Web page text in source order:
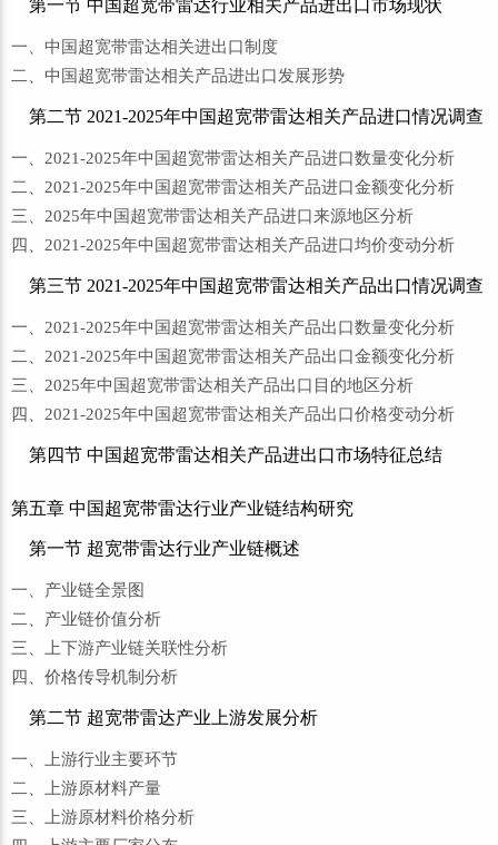
第一节 中国超宽带雷达行业相关产品进出口市场现状
一、中国超宽带雷达相关进出口制度
二、中国超宽带雷达相关产品进出口发展形势
第二节 2021-2025年中国超宽带雷达相关产品进口情况调查
一、2021-2025年中国超宽带雷达相关产品进口数量变化分析
二、2021-2025年中国超宽带雷达相关产品进口金额变化分析
三、2025年中国超宽带雷达相关产品进口来源地区分析
四、2021-2025年中国超宽带雷达相关产品进口均价变动分析
第三节 2021-2025年中国超宽带雷达相关产品出口情况调查
一、2021-2025年中国超宽带雷达相关产品出口数量变化分析
二、2021-2025年中国超宽带雷达相关产品出口金额变化分析
三、2025年中国超宽带雷达相关产品出口目的地区分析
四、2021-2025年中国超宽带雷达相关产品出口价格变动分析
第四节 中国超宽带雷达相关产品进出口市场特征总结
第五章 中国超宽带雷达行业产业链结构研究
第一节 超宽带雷达行业产业链概述
一、产业链全景图
二、产业链价值分析
三、上下游产业链关联性分析
四、价格传导机制分析
第二节 超宽带雷达产业上游发展分析
一、上游行业主要环节
二、上游原材料产量
三、上游原材料价格分析